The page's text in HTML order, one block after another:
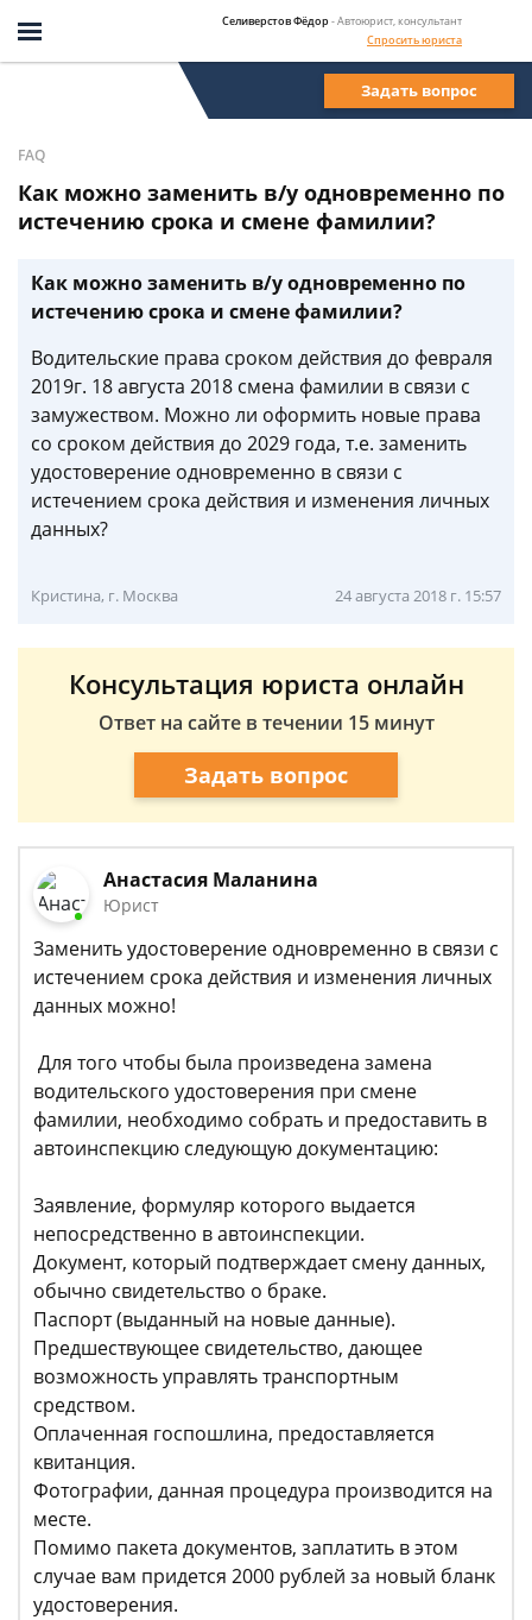
Селиверстов Фёдор- Автоюрист, консультант
Спросить юриста
Задать вопрос
FAQ
Как можно заменить в/у одновременно по
истечению срока и смене фамилии?
Как можно заменить в/у одновременно по
истечению срока и смене фамилии?
Водительские права сроком действия до февраля
2019г. 18 августа 2018 смена фамилии в связи с
замужеством. Можно ли оформить новые права
со сроком действия до 2029 года, т.е. заменить
удостоверение одновременно в связи с
истечением срока действия и изменения личных
данных?
Кристина, г. Москва 24 августа 2018 г. 15:57
Консультация юриста онлайн
Ответ на сайте в течении 15 минут
Задать вопрос
Анастасия Маланина
Юрист
Заменить удостоверение одновременно в связи с
истечением срока действия и изменения личных
данных можно!
Для того чтобы была произведена замена
водительского удостоверения при смене
фамилии, необходимо собрать и предоставить в
автоинспекцию следующую документацию:
Заявление, формуляр которого выдается
непосредственно в автоинспекции.
Документ, который подтверждает смену данных,
обычно свидетельство о браке.
Паспорт (выданный на новые данные).
Предшествующее свидетельство, дающее
возможность управлять транспортным
средством.
Оплаченная госпошлина, предоставляется
квитанция.
Фотографии, данная процедура производится на
месте.
Помимо пакета документов, заплатить в этом
случае вам придется 2000 рублей за новый бланк
удостоверения.